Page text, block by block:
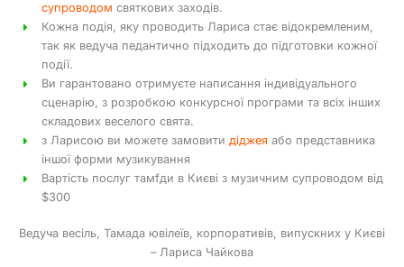
супроводом святкових заходів.
Кожна подія, яку проводить Лариса стає відокремленим,
так як ведуча педантично підходить до підготовки кожної
події.
Ви гарантовано отримуєте написання індивідуального
сценарію, з розробкою конкурсної програми та всіх інших
складових веселого свята.
з Ларисою ви можете замовити діджея або представника
іншої форми музикування
Вартість послуг тамfди в Києві з музичним супроводом від
$300
Ведуча весіль, Тамада ювілеїв, корпоративів, випускних у Києві
– Лариса Чайкова